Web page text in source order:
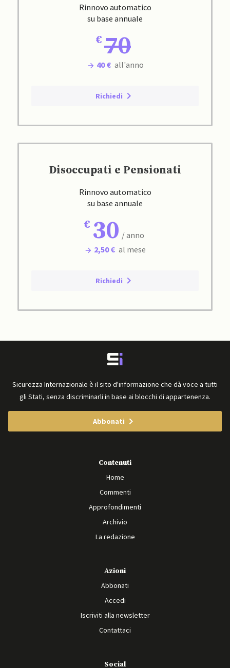
Rinnovo automatico
su base annuale
70
40 € all'anno
Richiedi
Disoccupati e Pensionati
Rinnovo automatico
su base annuale
30 / anno
2,50 € al mese
Richiedi
Sicurezza Internazionale è il sito d'informazione che dà voce a tutti
gli Stati, senza discriminarli in base ai blocchi di appartenenza.
Abbonati
Contenuti
Home
Commenti
Approfondimenti
Archivio
La redazione
Azioni
Abbonati
Accedi
Iscriviti alla newsletter
Contattaci
Social